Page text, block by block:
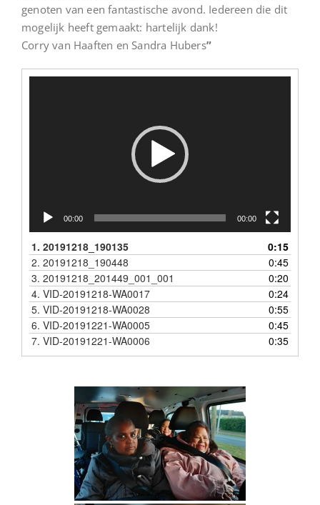
genoten van een fantastische avond. Iedereen die dit
mogelijk heeft gemaakt: hartelijk dank!
Corry van Haaften en Sandra Hubers”
00:00 00:00
1. 20191218_190135
0:15
2. 20191218_190448
0:45
3. 20191218_201449_001_001
0:20
4. VID-20191218-WA0017
0:24
5. VID-20191218-WA0028
0:55
6. VID-20191221-WA0005
0:45
7. VID-20191221-WA0006 0:35